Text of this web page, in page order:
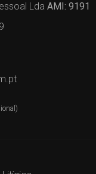
Lda AMI: 9191